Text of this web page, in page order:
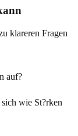
klareren Fragen
auf?
wie St?rken